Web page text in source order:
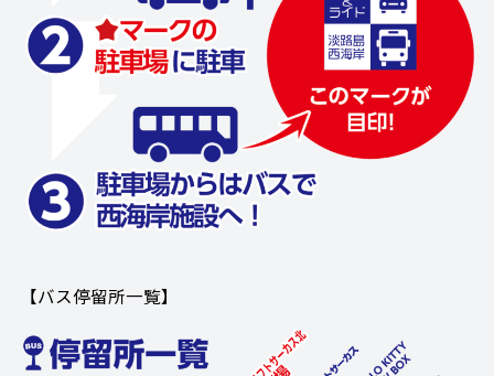
【バス停留所一覧】